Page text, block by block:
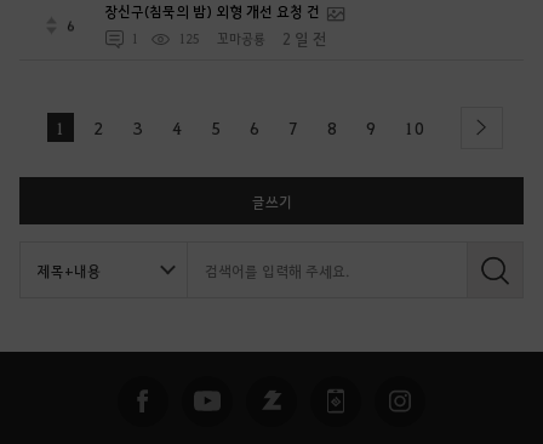
6
장신구(침묵의 밤) 외형 개선 요청 건
1 125 꼬마공룡 2 일 전
1 2 3 4 5 6 7 8 9 10 next
글쓰기
검